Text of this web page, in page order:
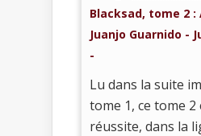
Blacksad, tome 2
Juanjo Guarnido -
-
Lu dans la suite
tome 1, ce tome
réussite, dans la